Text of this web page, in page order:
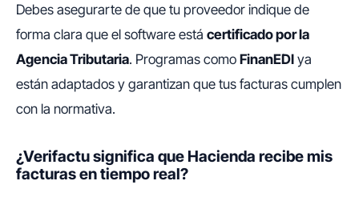
Debes asegurarte de que tu proveedor indique de
forma clara que el software está certificado por la
Agencia Tributaria. Programas como FinanEDI ya
están adaptados y garantizan que tus facturas cumplen
con la normativa.
¿Verifactu significa que Hacienda recibe mis
facturas en tiempo real?